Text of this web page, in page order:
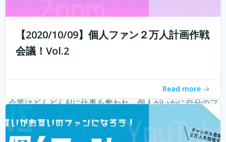
【2020/10/09】個人ファン２万人計画作戦
会議！Vol.2
Read more
たことを薄々感じている方も多いのではないでしょうか？
企業はどんどんAIに仕事を奪われ、個人がいかに自分のフ
ァンを増やしていく...